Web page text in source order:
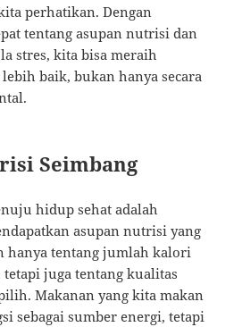
perhatikan. Dengan
tentang asupan nutrisi dan
stres, kita bisa meraih
baik, bukan hanya secara
Seimbang
hidup sehat adalah
asupan nutrisi yang
hanya tentang jumlah kalori
juga tentang kualitas
Makanan yang kita makan
sebagai sumber energi, tetapi